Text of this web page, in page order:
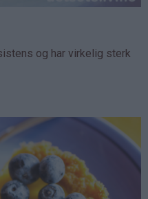
og har virkelig sterk